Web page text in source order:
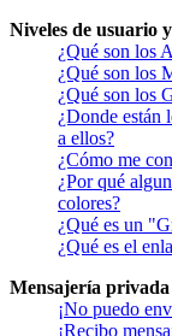
Niveles de usuario
¿Qué son los
¿Qué son los
¿Qué son los
¿Donde están
a ellos?
¿Cómo me
¿Por qué
colores?
¿Qué es un
¿Qué es el
Mensajería privada
¡No puedo
¡Recibo